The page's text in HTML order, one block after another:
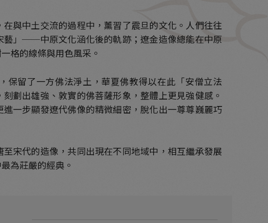
與中土交流的過程中，薰習了震旦的文化。人們往往
藝」──中原文化涵化後的軌跡；遼金造像總能在中原
格的線條與用色風采。
保留了一方佛法淨土，華夏佛教得以在此「安僧立法
劃出雄強、敦實的佛菩薩形象，整體上更見強健感。
一步顯發遼代佛像的精微細密，脫化出一尊尊巍麗巧
宋代的造像，共同出現在不同地域中，相互繼承發展
為莊嚴的經典。